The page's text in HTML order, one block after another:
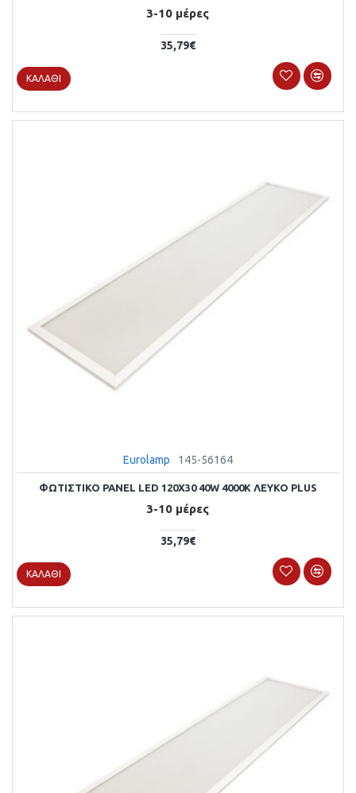
3-10 μέρες
35,79€
ΚΑΛΆΘΙ
Eurolamp 145-56164
ΦΩΤΙΣΤΙΚΟ PANEL LED 120X30 40W 4000Κ ΛΕΥΚΟ PLUS
3-10 μέρες
35,79€
ΚΑΛΆΘΙ